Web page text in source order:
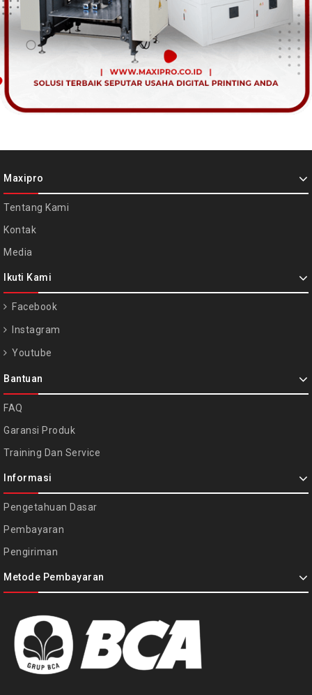
Maxipro
Tentang Kami
Kontak
Media
Ikuti Kami
Facebook
Instagram
Youtube
Bantuan
FAQ
Garansi Produk
Training Dan Service
Informasi
Pengetahuan Dasar
Pembayaran
Pengiriman
Metode Pembayaran